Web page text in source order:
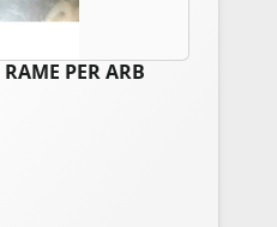
PER ARB